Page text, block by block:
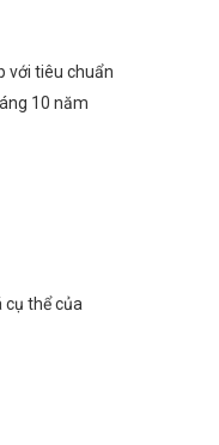
với tiêu chuẩn
10 năm
cụ thể của